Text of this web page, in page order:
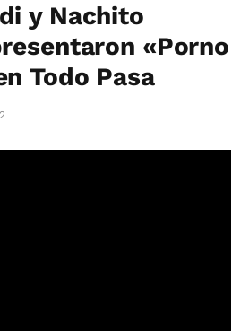
y Nachito
«Porno
Todo Pasa